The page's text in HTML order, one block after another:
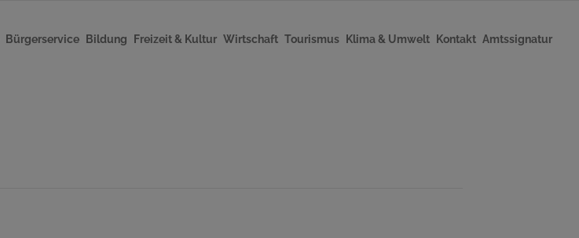
Bürgerservice Bildung Freizeit & Kultur Wirtschaft Tourismus Klima & Umwelt Kontakt Amtssignatur